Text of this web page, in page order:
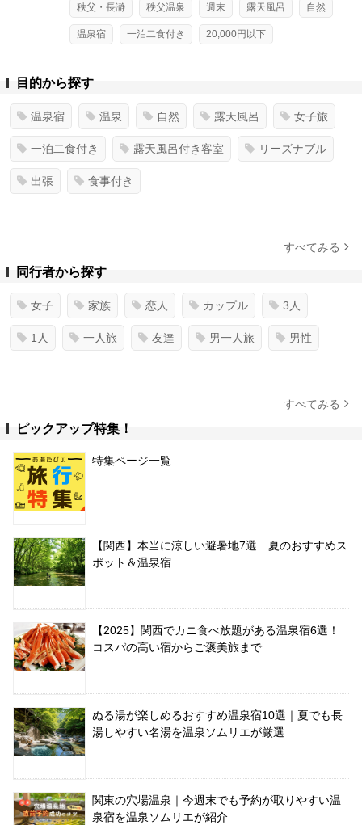
秩父・長瀞 秩父温泉 週末 露天風呂 自然
温泉宿 一泊二食付き 20,000円以下
目的から探す
温泉宿 温泉 自然 露天風呂 女子旅
一泊二食付き 露天風呂付き客室 リーズナブル
出張 食事付き
すべてみる
同行者から探す
女子 家族 恋人 カップル 3人
1人 一人旅 友達 男一人旅 男性
すべてみる
ピックアップ特集！
特集ページ一覧
【関西】本当に涼しい避暑地7選 夏のおすすめス
ポット＆温泉宿
【2025】関西でカニ食べ放題がある温泉宿6選！
コスパの高い宿からご褒美旅まで
ぬる湯が楽しめるおすすめ温泉宿10選｜夏でも長
湯しやすい名湯を温泉ソムリエが厳選
関東の穴場温泉｜今週末でも予約が取りやすい温
泉宿を温泉ソムリエが紹介